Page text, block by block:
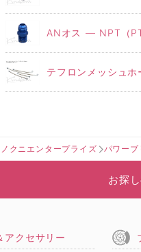
ANオス ― NPT（
テフロンメッシュ
クニエンタープライズ パワーブ
お探
アクセサリー